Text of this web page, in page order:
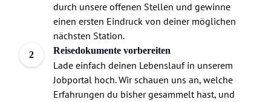
durch unsere offenen Stellen und gewinne
einen ersten Eindruck von deiner möglichen
nächsten Station.
2 Reisedokumente vorbereiten
Lade einfach deinen Lebenslauf in unserem
Jobportal hoch. Wir schauen uns an, welche
Erfahrungen du bisher gesammelt hast, und